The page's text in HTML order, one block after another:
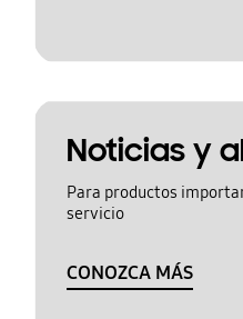
Noticias y
Para productos
servicio
CONOZCA MÁS